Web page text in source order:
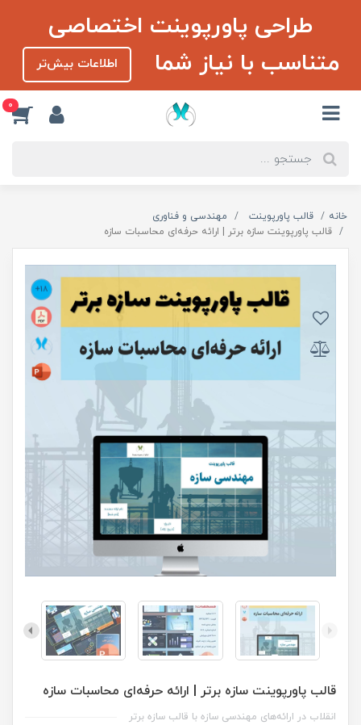
طراحی پاورپوینت اختصاصی
متناسب با نیاز شما
اطلاعات بیش‌تر
0
خانه قالب پاورپوینت
مهندسی و فناوری
قالب پاورپوینت سازه برتر | ارائه حرفه‌ای محاسبات سازه
قالب پاورپوینت سازه برتر | ارائه حرفه‌ای محاسبات سازه
انقلاب در ارائه‌های مهندسی سازه با قالب سازه برتر